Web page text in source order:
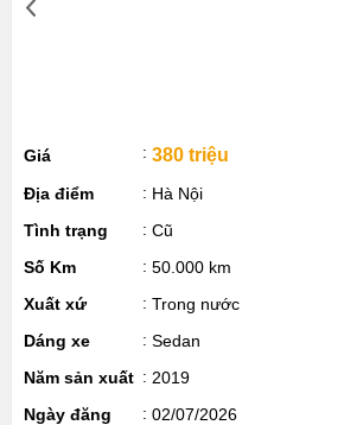
Giá 380 triệu
Địa điểm
Hà Nội
Tình trạng
Cũ
Số Km
50.000 km
Xuất xứ
Trong nước
Dáng xe
Sedan
Năm sản xuất
2019
Ngày đăng
02/07/2026